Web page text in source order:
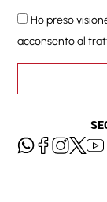
Ho preso
acconsento al